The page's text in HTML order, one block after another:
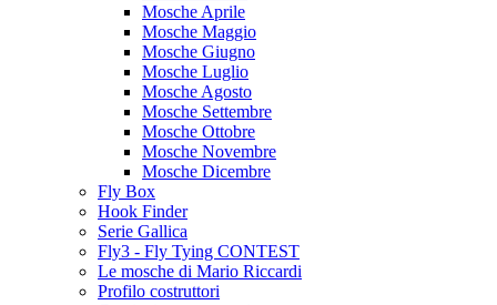
Mosche Aprile
Mosche Maggio
Mosche Giugno
Mosche Luglio
Mosche Agosto
Mosche Settembre
Mosche Ottobre
Mosche Novembre
Mosche Dicembre
Fly Box
Hook Finder
Serie Gallica
Fly3 - Fly Tying CONTEST
Le mosche di Mario Riccardi
Profilo costruttori